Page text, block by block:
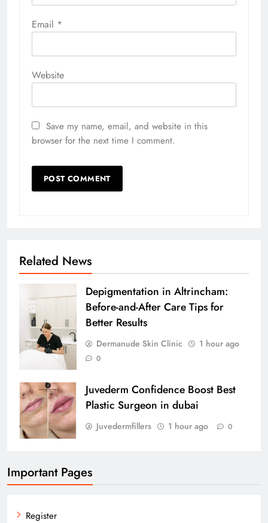
Email *
Website
Save my name, email, and website in this
browser for the next time I comment.
Related News
Depigmentation in Altrincham:
Before-and-After Care Tips for
Better Results
Dermanude Skin Clinic 1 hour ago
0
Juvederm Confidence Boost Best
Plastic Surgeon in dubai
Juvedermfillers 1 hour ago 0
Important Pages
Register